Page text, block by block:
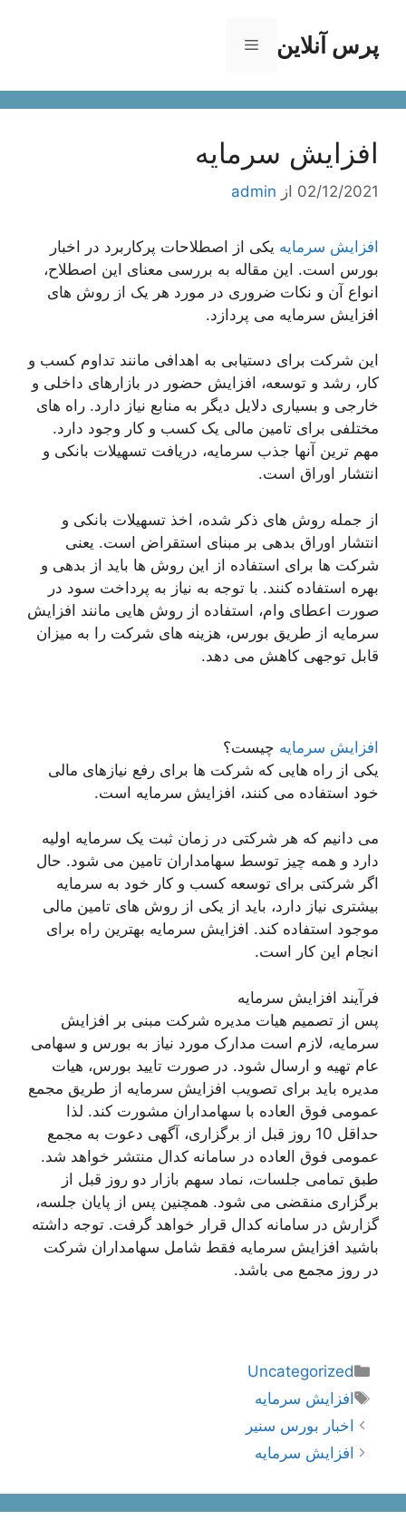
محتواپرس آنلاین فهرست
افزایش سرمایه
02/12/2021 از admin
افزایش سرمایه یکی از اصطلاحات پرکاربرد در اخبار
بورس است. این مقاله به بررسی معنای این اصطلاح،
انواع آن و نکات ضروری در مورد هر یک از روش های
افزایش سرمایه می پردازد.
این شرکت برای دستیابی به اهدافی مانند تداوم کسب و
کار، رشد و توسعه، افزایش حضور در بازارهای داخلی و
خارجی و بسیاری دلایل دیگر به منابع نیاز دارد. راه های
مختلفی برای تامین مالی یک کسب و کار وجود دارد.
مهم ترین آنها جذب سرمایه، دریافت تسهیلات بانکی و
انتشار اوراق است.
از جمله روش های ذکر شده، اخذ تسهیلات بانکی و
انتشار اوراق بدهی بر مبنای استقراض است. یعنی
شرکت ها برای استفاده از این روش ها باید از بدهی و
بهره استفاده کنند. با توجه به نیاز به پرداخت سود در
صورت اعطای وام، استفاده از روش هایی مانند افزایش
سرمایه از طریق بورس، هزینه های شرکت را به میزان
قابل توجهی کاهش می دهد.
افزایش سرمایه چیست؟
یکی از راه هایی که شرکت ها برای رفع نیازهای مالی
خود استفاده می کنند، افزایش سرمایه است.
می دانیم که هر شرکتی در زمان ثبت یک سرمایه اولیه
دارد و همه چیز توسط سهامداران تامین می شود. حال
اگر شرکتی برای توسعه کسب و کار خود به سرمایه
بیشتری نیاز دارد، باید از یکی از روش های تامین مالی
موجود استفاده کند. افزایش سرمایه بهترین راه برای
انجام این کار است.
فرآیند افزایش سرمایه
پس از تصمیم هیات مدیره شرکت مبنی بر افزایش
سرمایه، لازم است مدارک مورد نیاز به بورس و سهامی
عام تهیه و ارسال شود. در صورت تایید بورس، هیات
مدیره باید برای تصویب افزایش سرمایه از طریق مجمع
عمومی فوق العاده با سهامداران مشورت کند. لذا
حداقل 10 روز قبل از برگزاری، آگهی دعوت به مجمع
عمومی فوق العاده در سامانه کدال منتشر خواهد شد.
طبق تمامی جلسات، نماد سهم بازار دو روز قبل از
برگزاری منقضی می شود. همچنین پس از پایان جلسه،
گزارش در سامانه کدال قرار خواهد گرفت. توجه داشته
باشید افزایش سرمایه فقط شامل سهامداران شرکت
در روز مجمع می باشد.
دسته‌ها
Uncategorized
برچسب‌ها
افزایش سرمایه
ناوبری
نوشته‌ها
اخبار بورس سنیر
افزایش سرمایه